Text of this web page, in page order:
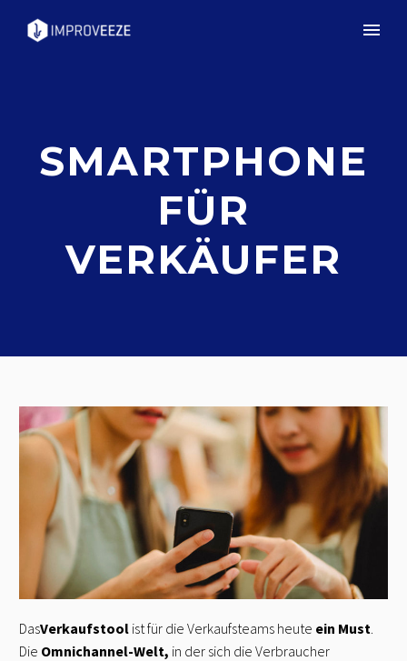
SMARTPHONE
FÜR
VERKÄUFER
DasVerkaufstool ist für die Verkaufsteams heute ein Must
Die Omnichannel-Welt, in der sich die Verbraucher